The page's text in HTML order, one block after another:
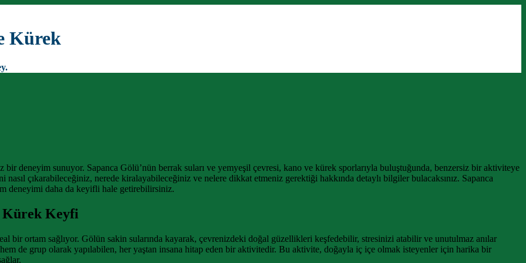
Kürek
bir deneyim sunuyor. Sapanca Gölü’nün berrak suları ve yemyeşil çevresi, kano ve kürek sporlarıyla buluştuğunda, benzersiz bir aktiviteye
nasıl çıkarabileceğiniz, nerede kiralayabileceğiniz ve nelere dikkat etmeniz gerektiği hakkında detaylı bilgiler bulacaksınız. Sapanca
deneyimi daha da keyifli hale getirebilirsiniz.
Kürek Keyfi
bir ortam sağlıyor. Gölün sakin sularında kayarak, çevrenizdeki doğal güzellikleri keşfedebilir, stresinizi atabilir ve unutulmaz anılar
de grup olarak yapılabilen, her yaştan insana hitap eden bir aktivitedir. Bu aktivite, doğayla iç içe olmak isteyenler için harika bir